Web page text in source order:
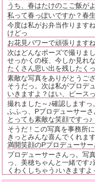
うち、春はたけのこご飯が
私って春っぽいですか？春
今度は私がお弁当作ります
けどっ
お花見パワーで頑張ります
次はどんなポーズで撮りま
せっかくの桜、今しか見れ
たくさん思い出を残したく
素敵な写真をありがとうご
そうだっ。次は私がプロデ
いきますよ？はい、ピース
撮れました～♪確認しますっ
ふふっ、Pプロデューサーさ
とっても素敵な笑顔ですっ♪
そうだ ! この写真を事務所
きっとみんな喜んでくれま
満開笑顔のPプロデューサ
プロデューサーさんっ。写
っ、美穂ちゃんと一緒です
くわくしちゃう♪いきます